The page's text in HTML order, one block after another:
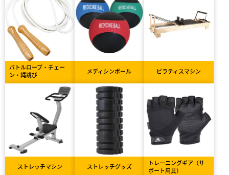
バトルロープ・チェー
ン・縄跳び
メディシンボール ピラティスマシン
ストレッチマシン ストレッチグッズ
トレーニングギア（サ
ポート用具）